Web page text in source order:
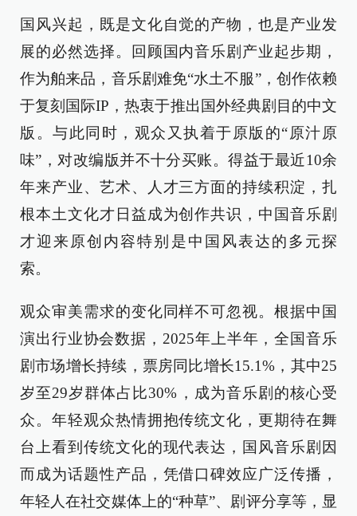
国风兴起，既是文化自觉的产物，也是产业发
展的必然选择。回顾国内音乐剧产业起步期，
作为舶来品，音乐剧难免“水土不服”，创作依赖
于复刻国际IP，热衷于推出国外经典剧目的中文
版。与此同时，观众又执着于原版的“原汁原
味”，对改编版并不十分买账。得益于最近10余
年来产业、艺术、人才三方面的持续积淀，扎
根本土文化才日益成为创作共识，中国音乐剧
才迎来原创内容特别是中国风表达的多元探
索。
观众审美需求的变化同样不可忽视。根据中国
演出行业协会数据，2025年上半年，全国音乐
剧市场增长持续，票房同比增长15.1%，其中25
岁至29岁群体占比30%，成为音乐剧的核心受
众。年轻观众热情拥抱传统文化，更期待在舞
台上看到传统文化的现代表达，国风音乐剧因
而成为话题性产品，凭借口碑效应广泛传播，
年轻人在社交媒体上的“种草”、剧评分享等，显